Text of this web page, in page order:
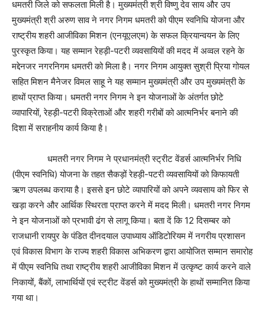
धमतरी जिले को सफलता मिली है। मुख्यमंत्री श्री विष्णु देव साय और उप
मुख्यमंत्री श्री अरुण साव ने नगर निगम धमतरी को पीएम स्वनिधि योजना और
राष्ट्रीय शहरी आजीविका मिशन (एनयूएलएम) के सफल क्रियान्वयन के लिए
पुरस्कृत किया। यह सम्मान रेहड़ी-पटरी व्यवसायियों की मदद में अव्वल रहने के
मद्देनजर नगरनिगम धमतरी को मिला है। नगर निगम आयुक्त सुश्री प्रिया गोयल
सहित मिशन मैनेजर विमल साहू ने यह सम्मान मुख्यमंत्री और उप मुख्यमंत्री के
हाथों प्राप्त किया। धमतरी नगर निगम ने इन योजनाओं के अंतर्गत छोटे
व्यापारियों, रेहड़ी-पटरी विक्रेताओं और शहरी गरीबों को आत्मनिर्भर बनाने की
दिशा में सराहनीय कार्य किया है।
धमतरी नगर निगम ने प्रधानमंत्री स्ट्रीट वेंडर्स आत्मनिर्भर निधि
(पीएम स्वनिधि) योजना के तहत सैकड़ों रेहड़ी-पटरी व्यवसायियों को किफायती
ऋण उपलब्ध कराया है। इससे इन छोटे व्यापारियों को अपने व्यवसाय को फिर से
खड़ा करने और आर्थिक स्थिरता प्राप्त करने में मदद मिली। धमतरी नगर निगम
ने इन योजनाओं को प्रभावी ढंग से लागू किया। बता दें कि 12 दिसम्बर को
राजधानी रायपुर के पंडित दीनदयाल उपाध्याय ऑडिटोरियम में नगरीय प्रशासन
एवं विकास विभाग के राज्य शहरी विकास अभिकरण द्वारा आयोजित सम्मान समारोह
में पीएम स्वनिधि तथा राष्ट्रीय शहरी आजीविका मिशन में उत्कृष्ट कार्य करने वाले
निकायों, बैंकों, लाभार्थियों एवं स्ट्रीट वेंडर्स को मुख्यमंत्री के हाथों सम्मानित किया
गया था।